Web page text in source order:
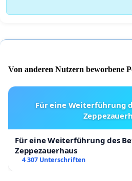
Von anderen Nutzern beworbene
Für eine Weiterführung
Für eine Weiterführung des
Zeppezauerhaus
4 307 Unterschriften